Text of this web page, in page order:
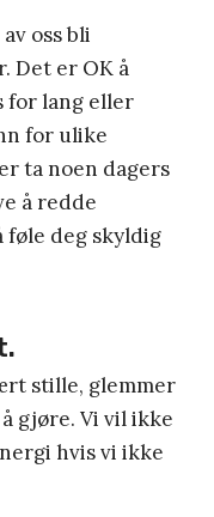
oss bli
Det er OK å
for lang eller
for ulike
ta noen dagers
å redde
deg skyldig
stille, glemmer
gjøre. Vi vil ikke
hvis vi ikke